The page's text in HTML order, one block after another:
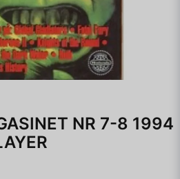
NR 7-8 1994